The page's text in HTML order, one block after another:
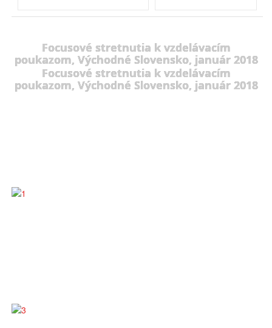
Focusové stretnutia k vzdelávacím
poukazom, Východné Slovensko, január 2018
Focusové stretnutia k vzdelávacím
poukazom, Východné Slovensko, január 2018